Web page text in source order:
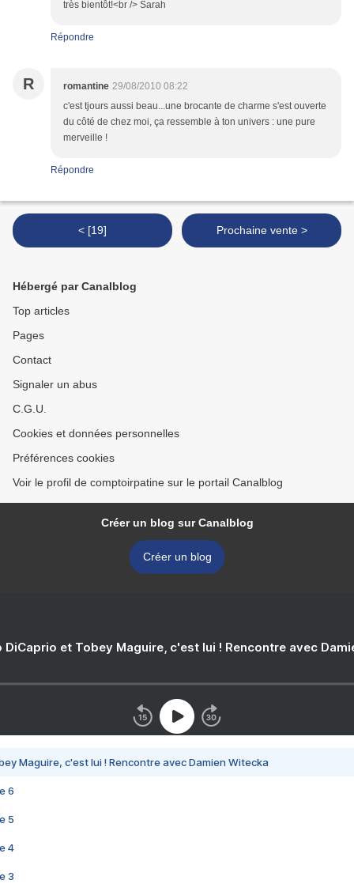
très bientôt!<br /> Sarah
Répondre
R romantine 29/08/2010 08:22
c'est tjours aussi beau...une brocante de charme s'est ouverte
du côté de chez moi, ça ressemble à ton univers : une pure
merveille !
Répondre
< [19] Prochaine vente >
Hébergé par Canalblog
Top articles
Pages
Contact
Signaler un abus
C.G.U.
Cookies et données personnelles
Préférences cookies
Voir le profil de comptoirpatine sur le portail Canalblog
Créer un blog sur Canalblog
Créer un blog
DiCaprio et Tobey Maguire, c'est lui ! Rencontre avec
Maguire, c'est lui ! Rencontre avec Damien Witecka
6
5
4
3